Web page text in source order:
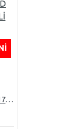
KJ POWER DOOSAN KJDD 170 KVA OTOMATİK KABİNLİ DİZEL JENERATÖR